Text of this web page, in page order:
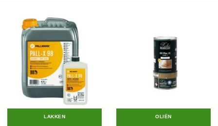
LAKKEN OLIËN